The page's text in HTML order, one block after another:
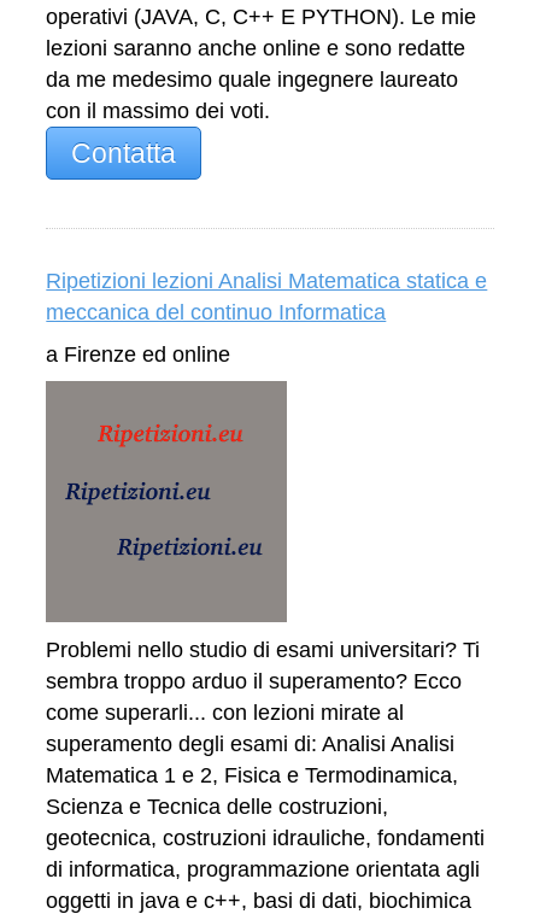
operativi (JAVA, C, C++ E PYTHON). Le mie
lezioni saranno anche online e sono redatte
da me medesimo quale ingegnere laureato
con il massimo dei voti.
Contatta
Ripetizioni lezioni Analisi Matematica statica e
meccanica del continuo Informatica
a Firenze ed online
Problemi nello studio di esami universitari? Ti
sembra troppo arduo il superamento? Ecco
come superarli... con lezioni mirate al
superamento degli esami di: Analisi Analisi
Matematica 1 e 2, Fisica e Termodinamica,
Scienza e Tecnica delle costruzioni,
geotecnica, costruzioni idrauliche, fondamenti
di informatica, programmazione orientata agli
oggetti in java e c++, basi di dati, biochimica